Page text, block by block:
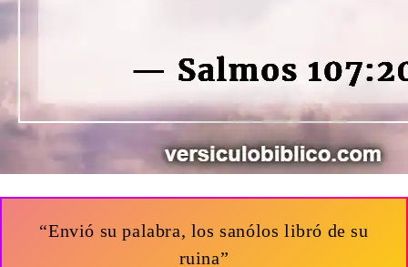
“Envió su palabra, los sanólos libró de su
ruina”